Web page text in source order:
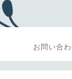
お問い合